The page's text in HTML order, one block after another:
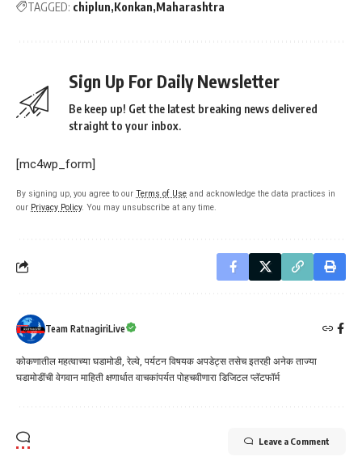
TAGGED: chiplun Konkan Maharashtra
Sign Up For Daily Newsletter
Be keep up! Get the latest breaking news delivered
straight to your inbox.
[mc4wp_form]
By signing up, you agree to our Terms of Use and acknowledge the data practices in
our Privacy Policy. You may unsubscribe at any time.
Team RatnagiriLive
कोकणातील महत्वाच्या घडामोडी, रेल्वे, पर्यटन विषयक अपडेट्स तसेच इतरही अनेक ताज्या
घडामोडींची वेगवान माहिती क्षणार्धात वाचकांपर्यत पोहचवीणारा डिजिटल प्लॅटफॉर्म
Leave a Comment